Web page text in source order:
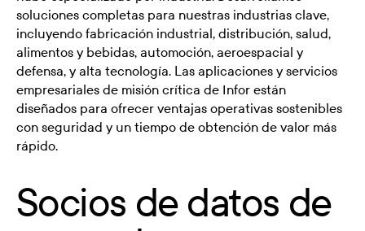
soluciones completas para nuestras industrias clave,
incluyendo fabricación industrial, distribución, salud,
alimentos y bebidas, automoción, aeroespacial y
defensa, y alta tecnología. Las aplicaciones y servicios
empresariales de misión crítica de Infor están
diseñados para ofrecer ventajas operativas sostenibles
con seguridad y un tiempo de obtención de valor más
rápido.
Socios de datos de